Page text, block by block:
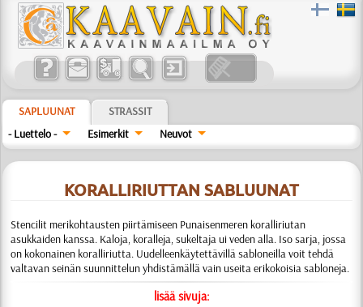
SAPLUUNAT
STRASSIT
- Luettelo -
Esimerkit Neuvot
KORALLIRIUTTAN SABLUUNAT
Stencilit merikohtausten piirtämiseen Punaisenmeren koralliriutan
asukkaiden kanssa. Kaloja, koralleja, sukeltaja ui veden alla. Iso sarja, jossa
on kokonainen koralliriutta. Uudelleenkäytettävillä sabloneilla voit tehdä
valtavan seinän suunnittelun yhdistämällä vain useita erikokoisia sabloneja.
lisää sivuja: